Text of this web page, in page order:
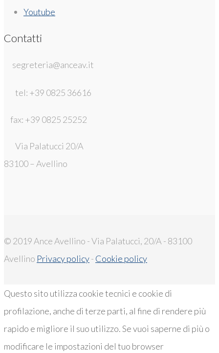
Youtube
Contatti
segreteria@anceav.it
tel: +39 0825 36616
fax: +39 0825 25252
Via Palatucci 20/A
83100 – Avellino
© 2019 Ance Avellino - Via Palatucci, 20/A - 83100
Avellino Privacy policy- Cookie policy
Questo sito utilizza cookie tecnici e cookie di
profilazione, anche di terze parti, al fine di rendere più
rapido e migliore il suo utilizzo. Se vuoi saperne di più o
modificare le impostazioni del tuo browser